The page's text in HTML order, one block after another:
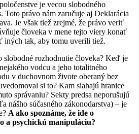
je vecou slobodného
Toto právo nám zaručuje aj Deklarácia
Je však tiež zrejmé, že právo veriť
človeka v mene tejto viery konať
iných tak, aby tomu uverili tiež.
slobodné rozhodnutie človeka? Keď je
vodcu a jeho totalitného
v duchovnom živote oberaný bez
si to? Kam siahajú hranice
správaniu? Sekty predsa neporušujú
nášho súčasného zákonodarstva) – je
A ako spoznáme, že ide o
a psychickú manipuláciu?